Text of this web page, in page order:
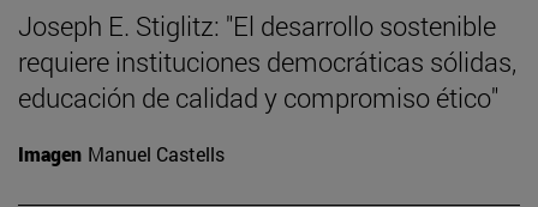
Joseph E. Stiglitz: "El desarrollo sostenible
requiere instituciones democráticas sólidas,
educación de calidad y compromiso ético"
Imagen Manuel Castells